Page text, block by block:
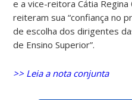
e a vice-reitora Cátia Regina
reiteram sua “confiança no
de escolha dos dirigentes
de Ensino Superior”.
>> Leia a nota conjunta